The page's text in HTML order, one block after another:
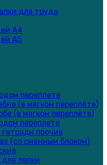
для труда
А4
А5
переплете
(в мягком переплёте)
(в мягком переплёте)
переплете
прочие
(со сменным блоком)
лепки